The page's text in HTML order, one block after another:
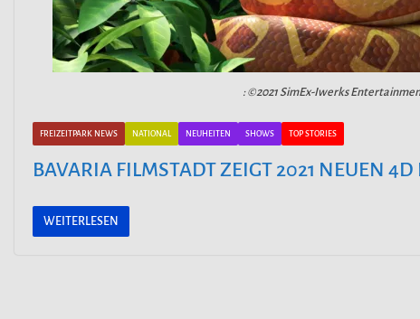
: ©2021 SimEx-Iwerks
FREIZEITPARK NEWS NATIONAL NEUHEITEN SHOWS TOP STORIES
BAVARIA FILMSTADT ZEIGT 2021 NEUEN 4D
WEITERLESEN